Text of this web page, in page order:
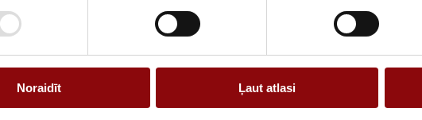
Noraidīt Ļaut atlasi
Informācija
SVARS